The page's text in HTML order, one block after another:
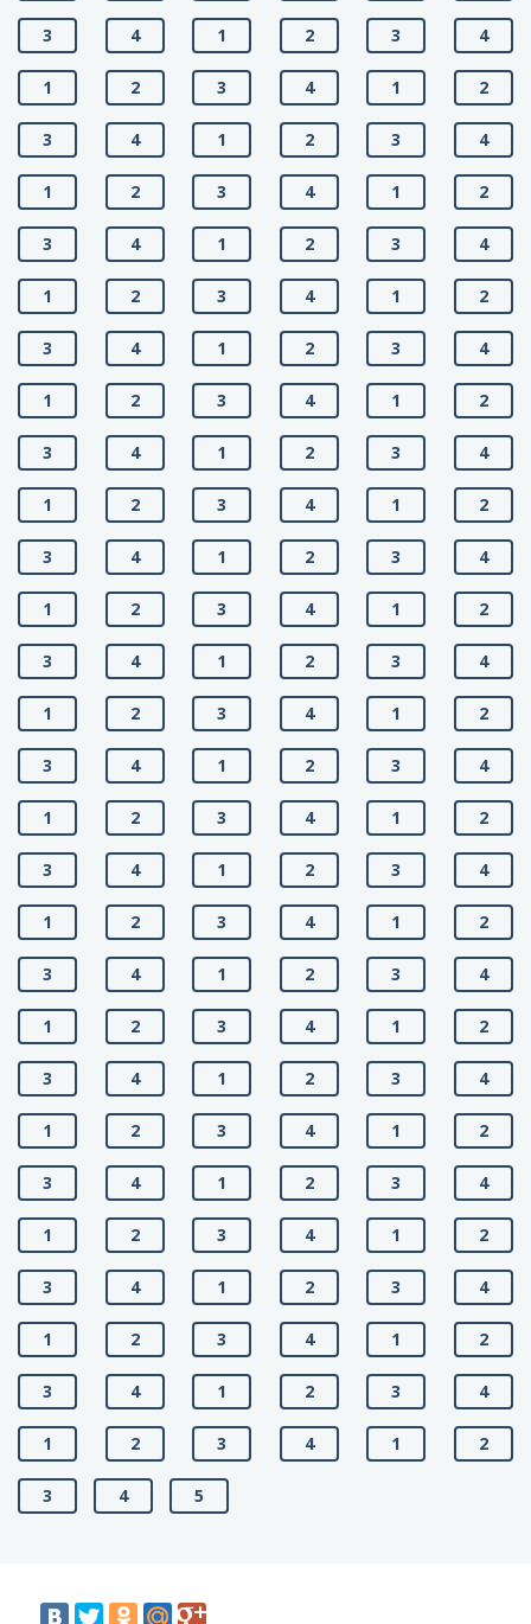
3 4 1 2 3 4
1 2 3 4 1 2
3 4 1 2 3 4
1 2 3 4 1 2
3 4 1 2 3 4
1 2 3 4 1 2
3 4 1 2 3 4
1 2 3 4 1 2
3 4 1 2 3 4
1 2 3 4 1 2
3 4 1 2 3 4
1 2 3 4 1 2
3 4 1 2 3 4
1 2 3 4 1 2
3 4 1 2 3 4
1 2 3 4 1 2
3 4 1 2 3 4
1 2 3 4 1 2
3 4 1 2 3 4
1 2 3 4 1 2
3 4 1 2 3 4
1 2 3 4 1 2
3 4 1 2 3 4
1 2 3 4 1 2
3 4 1 2 3 4
1 2 3 4 1 2
3 4 1 2 3 4
1 2 3 4 1 2
3 4 5